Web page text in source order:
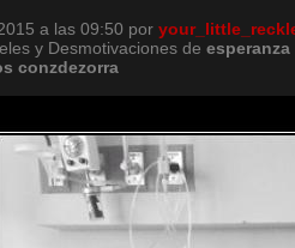
a las 09:50 por
y Desmotivaciones de esperanza
conzdezorra